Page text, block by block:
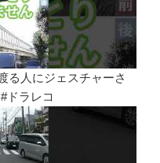
る人にジェスチャーさ
ドラレコ